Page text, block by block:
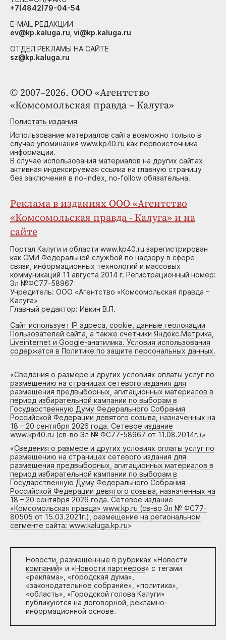
© 2007–2026. ООО «Агентство
«Комсомольская правда – Калуга»
Полистать издания
Использование материалов сайта возможно только в
случае упоминания www.kp40.ru как первоисточника
информации.
В случае использования материалов на других сайтах
активная индексируемая ссылка на главную страницу
без заключения в no-index, no-follow обязательна.
Реклама в изданиях ООО «Агентство
«Комсомольская правда - Калуга» и на
сайте
Портал Калуги и области www.kp40.ru зарегистрирован
как СМИ Федеральной службой по надзору в сфере
связи, информационных технологий и массовых
коммуникаций 11 августа 2014 г. Регистрационный номер:
Эл №ФС77-58967
Учредитель: ООО «Агентство «Комсомольская правда –
Калуга»
Главный редактор: Ивкин В.П.
Сайт использует IP адреса, cookie, данные геолокации
Пользователей сайта, а также счетчики Яндекс.Метрика,
Liveinternet и Google-анатилика. Условия использования
содержатся в Политике по защите персональных данных.
«Сведения о размере и других условиях оплаты услуг по
размещению на страницах сетевого издания для
размещения предвыборных, агитационных материалов в
период избирательной кампании по выборам в
Государственную Думу Федерального Собрания
Российской Федерации девятого созыва, назначенных на
18 – 20 сентября 2026 года. Сетевое издание
www.kp40.ru (св-во Эл № ФС77-58967 от 11.08.2014г.)»
«Сведения о размере и других условиях оплаты услуг по
размещению на страницах сетевого издания для
размещения предвыборных, агитационных материалов в
период избирательной кампании по выборам в
Государственную Думу Федерального Собрания
Российской Федерации девятого созыва, назначенных на
18 – 20 сентября 2026 года. Сетевое издание
«Комсомольская правда» www.kp.ru (св-во Эл № ФС77-
80505 от 15.03.2021г.), размещение на региональном
сегменте сайта: www.kaluga.kp.ru»
Новости, размещенные в рубриках «Новости
компаний» и «Новости партнеров» с тегами
«реклама», «городская дума»,
«законодательное собрание», «политика»,
«область», «Городской голова Калуги»
публикуются на договорной, рекламно-
информационной основе.
+7(4842)79-04-54
E-MAIL РЕДАКЦИИ
ev@kp.kaluga.ru, vi@kp.kaluga.ru
ОТДЕЛ РЕКЛАМЫ НА САЙТЕ
sz@kp.kaluga.ru